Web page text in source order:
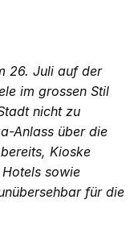
26. Juli auf der
im grossen Stil
nicht zu
Anlass über die
Kioske
sowie
für die